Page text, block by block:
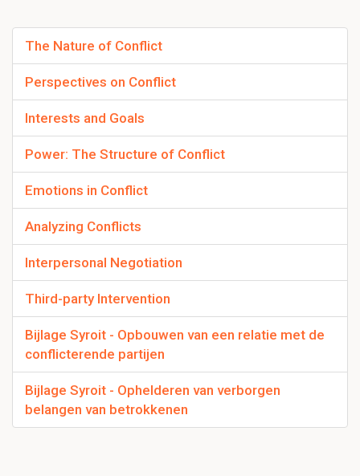
The Nature of Conflict
Perspectives on Conflict
Interests and Goals
Power: The Structure of Conflict
Emotions in Conflict
Analyzing Conflicts
Interpersonal Negotiation
Third-party Intervention
Bijlage Syroit - Opbouwen van een relatie met de
conflicterende partijen
Bijlage Syroit - Ophelderen van verborgen
belangen van betrokkenen